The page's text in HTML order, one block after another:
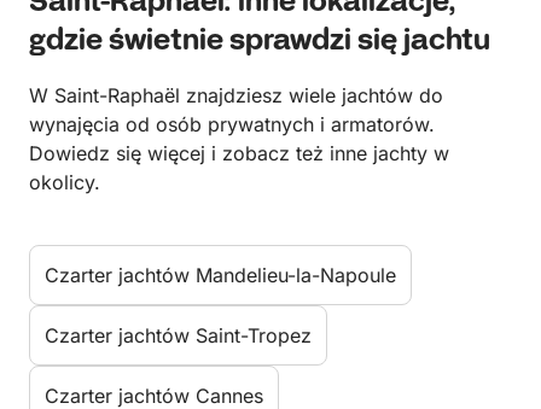
gdzie świetnie sprawdzi się jachtu
W Saint-Raphaël znajdziesz wiele jachtów do
wynajęcia od osób prywatnych i armatorów.
Dowiedz się więcej i zobacz też inne jachty w
okolicy.
Czarter jachtów Mandelieu-la-Napoule
Czarter jachtów Saint-Tropez
Czarter jachtów Cannes